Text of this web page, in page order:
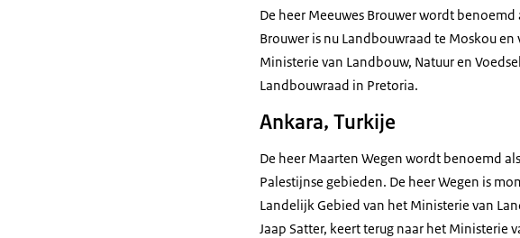
De heer Meeuwes Brouwer wordt
Brouwer is nu Landbouwraad te Moskou
Ministerie van Landbouw, Natuur en
Landbouwraad in Pretoria.
Ankara, Turkije
De heer Maarten Wegen wordt benoemd
Palestijnse gebieden. De heer Wegen is
Landelijk Gebied van het Ministerie van
Jaap Satter, keert terug naar het Ministerie